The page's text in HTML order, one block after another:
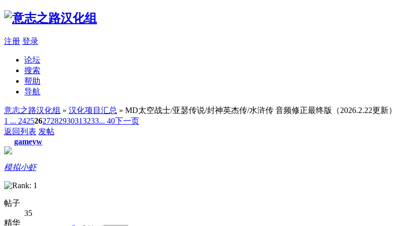
注册 登录
论坛
搜索
帮助
导航
意志之路汉化组 » 汉化项目汇总 » MD太空战士/亚瑟传说/封神英杰传/水浒传 音频修正最终版（2026.2.22更新）
1 ... 24252627282930313233... 40下一页
返回列表 发帖
gameyw
模拟小虾
帖子
35
精华